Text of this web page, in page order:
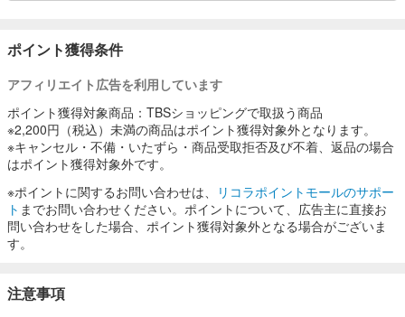
ポイント獲得条件
アフィリエイト広告を利用しています
ポイント獲得対象商品：TBSショッピングで取扱う商品
※2,200円（税込）未満の商品はポイント獲得対象外となります。
※キャンセル・不備・いたずら・商品受取拒否及び不着、返品の場合
はポイント獲得対象外です。
※ポイントに関するお問い合わせは、
リコラポイントモールのサポー
ト までお問い合わせください。ポイントについて、広告主に直接お
問い合わせをした場合、ポイント獲得対象外となる場合がございま
す。
注意事項